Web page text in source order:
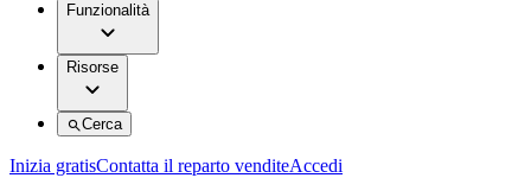
Funzionalità
Risorse
Cerca
Inizia gratisContatta il reparto venditeAccedi